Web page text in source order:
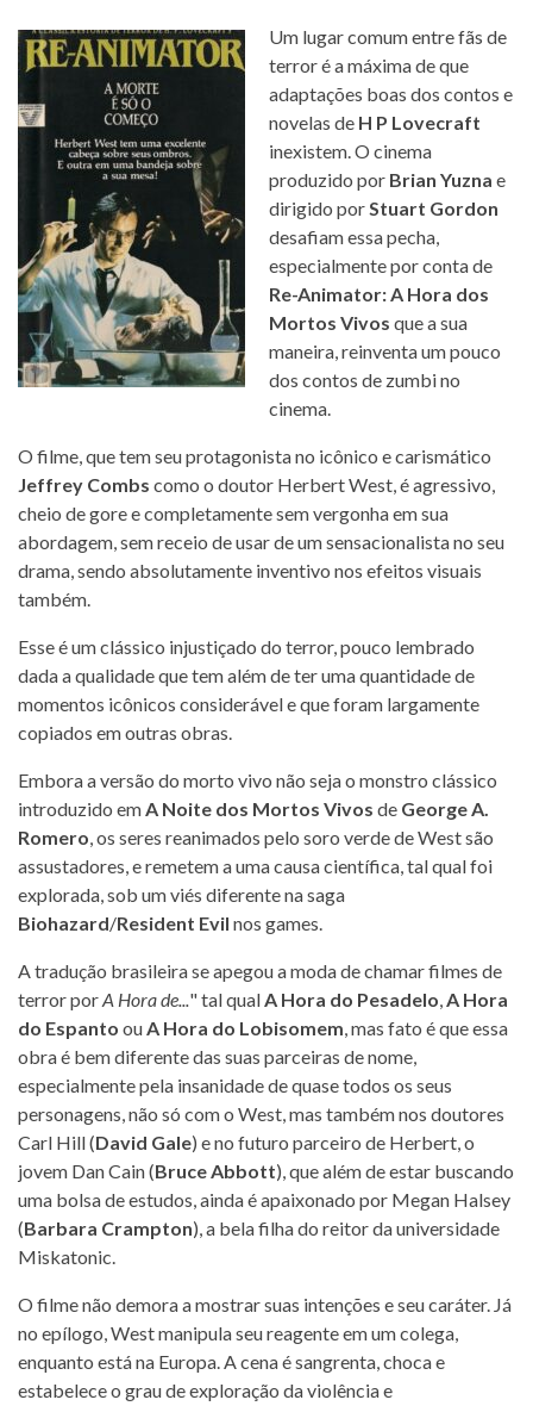
Um lugar comum entre fãs de
terror é a máxima de que
adaptações boas dos contos e
novelas de H P Lovecraft
inexistem. O cinema
produzido por Brian Yuzna e
dirigido porStuart Gordon
desafiam essa pecha,
especialmente por conta de
Re-Animator: A Hora dos
Mortos Vivos que a sua
maneira, reinventa um pouco
dos contos de zumbi no
cinema.
O filme, que tem seu protagonista no icônico e carismático
Jeffrey Combs como o doutor Herbert West, é agressivo,
cheio de gore e completamente sem vergonha em sua
abordagem, sem receio de usar de um sensacionalista no seu
drama, sendo absolutamente inventivo nos efeitos visuais
também.
Esse é um clássico injustiçado do terror, pouco lembrado
dada a qualidade que tem além de ter uma quantidade de
momentos icônicos considerável e que foram largamente
copiados em outras obras.
Embora a versão do morto vivo não seja o monstro clássico
introduzido emA Noite dos Mortos Vivos de George A.
Romero, os seres reanimados pelo soro verde de West são
assustadores, e remetem a uma causa científica, tal qual foi
explorada, sob um viés diferente na saga
Biohazard/Resident Evil nos games.
A tradução brasileira se apegou a moda de chamar filmes de
terror porA Hora de..." tal qualA Hora do Pesadelo,A Hora
do Espanto ouA Hora do Lobisomem, mas fato é que essa
obra é bem diferente das suas parceiras de nome,
especialmente pela insanidade de quase todos os seus
personagens, não só com o West, mas também nos doutores
Carl Hill (David Gale) e no futuro parceiro de Herbert, o
jovem Dan Cain (Bruce Abbott), que além de estar buscando
uma bolsa de estudos, ainda é apaixonado por Megan Halsey
(Barbara Crampton), a bela filha do reitor da universidade
Miskatonic.
O filme não demora a mostrar suas intenções e seu caráter. Já
no epílogo, West manipula seu reagente em um colega,
enquanto está na Europa. A cena é sangrenta, choca e
estabelece o grau de exploração da violência e